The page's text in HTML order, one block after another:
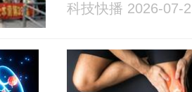
科技快播 2026-07-